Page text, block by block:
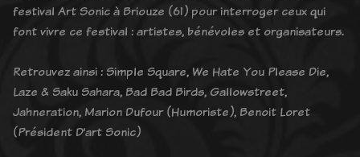
festival Art Sonic à Briouze (61) pour interroger ceux qui
font vivre ce festival : artistes, bénévoles et organisateurs.
Retrouvez ainsi : Simple Square, We Hate You Please Die,
Laze & Saku Sahara, Bad Bad Birds, Gallowstreet,
Jahneration, Marion Dufour (Humoriste), Benoit Loret
(Président D’art Sonic)